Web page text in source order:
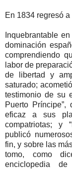
En 1834 regresó a
Inquebrantable
dominación
comprendiendo
labor de
de libertad y
saturado;
testimonio de su
Puerto
eficaz a sus
compatriotas; y
publicó
fin, y sobre las
tomo, como
enciclopedia